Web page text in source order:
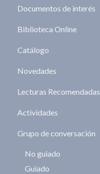
Documentos de interés
Biblioteca Online
Catálogo
Novedades
Lecturas Recomendadas
Actividades
Grupo de conversación
No guiado
Guiado